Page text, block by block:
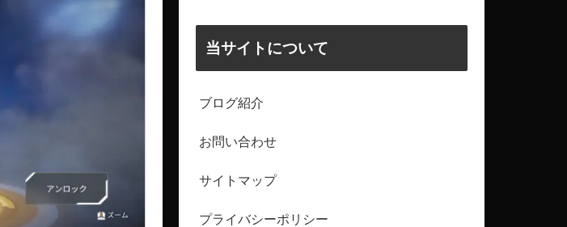
当サイトについて
ブログ紹介
お問い合わせ
サイトマップ
プライバシーポリシー